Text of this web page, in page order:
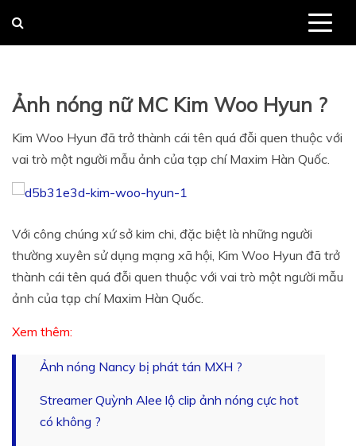
Ảnh nóng nữ MC Kim Woo Hyun ?
Kim Woo Hyun đã trở thành cái tên quá đỗi quen thuộc với
vai trò một người mẫu ảnh của tạp chí Maxim Hàn Quốc.
Với công chúng xứ sở kim chi, đặc biệt là những người
thường xuyên sử dụng mạng xã hội, Kim Woo Hyun đã trở
thành cái tên quá đỗi quen thuộc với vai trò một người mẫu
ảnh của tạp chí Maxim Hàn Quốc.
Xem thêm:
Ảnh nóng Nancy bị phát tán MXH ?
Streamer Quỳnh Alee lộ clip ảnh nóng cực hot
có không ?